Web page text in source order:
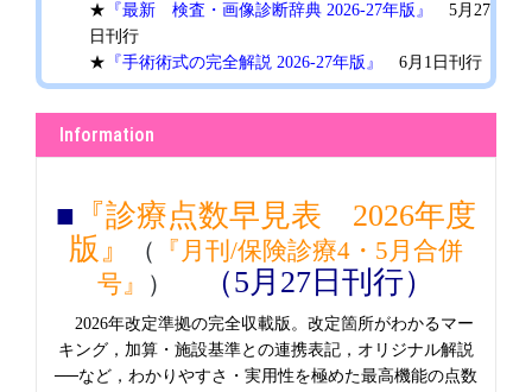
★ 『最新 検査・画像診断辞典 2026-27年版』
5月27
日刊行
★ 『手術術式の完全解説 2026-27年版』
6月1日刊行
★『臨床手技の完全解説 2026-27年版』6月1日刊行
Information
■ 『診療点数早見表 2026年度
版』
（
『月刊/保険診療4・5月合併
号』
） （5月27日刊行）
2026年改定準拠の完全収載版。改定箇所がわかるマー
キング，加算・施設基準との連携表記，オリジナル解説
──など，わかりやすさ・実用性を極めた最高機能の点数